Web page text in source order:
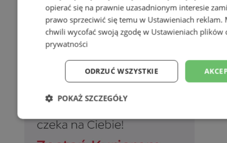
opierać się na prawnie uzasadnionym interesie
prawo sprzeciwić się temu w Ustawieniach reklam.
chwili wycofać swoją zgodę w Ustawieniach plików
prywatności
ODRZUĆ WSZYSTKIE
POKAŻ SZCZEGÓŁY
Niezbędne Wydajność